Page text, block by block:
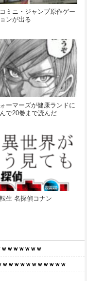
ミニ・ジャンプ原作ゲー
ンが出る
ーマーズが健康ランドに
で20巻まで読んだ
生 名探偵コナン
ｗｗｗｗｗｗ
ｗｗｗｗｗｗｗｗｗｗｗ